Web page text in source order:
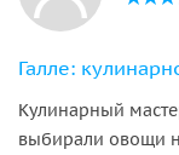
Кулинарный
выбирали овощи